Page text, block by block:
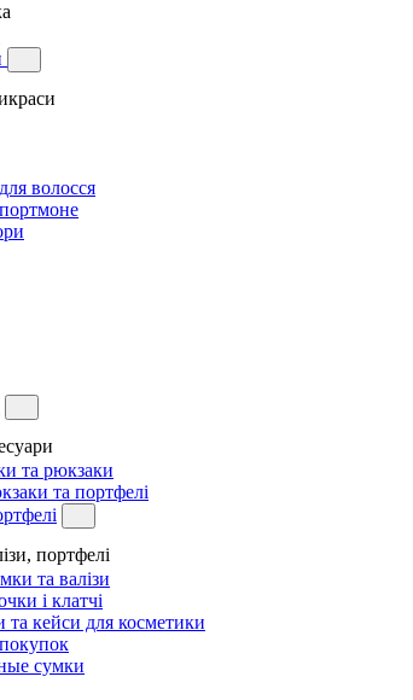
волосся
та рюкзаки
та портфелі
портфелі
та валізи
і клатчі
та кейси для косметики
сумки